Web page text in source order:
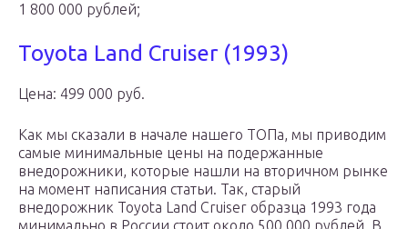
1 800 000 рублей;
Toyota Land Cruiser (1993)
Цена: 499 000 руб.
Как мы сказали в начале нашего ТОПа, мы приводим
самые минимальные цены на подержанные
внедорожники, которые нашли на вторичном рынке
на момент написания статьи. Так, старый
внедорожник Toyota Land Cruiser образца 1993 года
минимально в России стоит около 500 000 рублей. В